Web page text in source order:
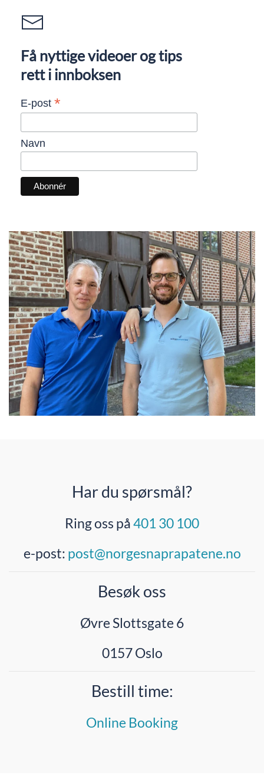
Få nyttige videoer og tips
rett i innboksen
E-post *
Navn
Har du spørsmål?
Ring oss på401 30 100
e-post: post@norgesnaprapatene.no
Besøk oss
Øvre Slottsgate 6
0157 Oslo
Bestill time:
Online Booking